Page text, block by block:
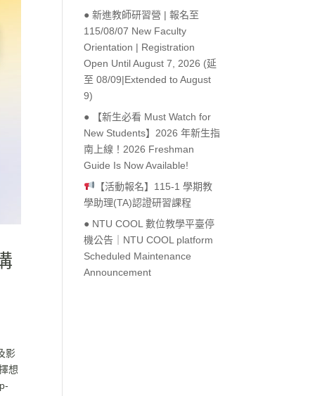
影
想
● 新進教師研習營 | 報名至
115/08/07 New Faculty
Orientation | Registration
Open Until August 7, 2026 (延
至 08/09|Extended to August
9)
● 【新生必看 Must Watch for
New Students】2026 年新生指
南上線！2026 Freshman
Guide Is Now Available!
【活動報名】115-1 學期教
學助理(TA)認證研習課程
● NTU COOL 數位教學平臺停
機公告｜NTU COOL platform
Scheduled Maintenance
Announcement